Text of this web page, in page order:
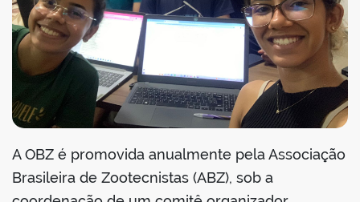
A OBZ é promovida anualmente pela Associação
Brasileira de Zootecnistas (ABZ), sob a